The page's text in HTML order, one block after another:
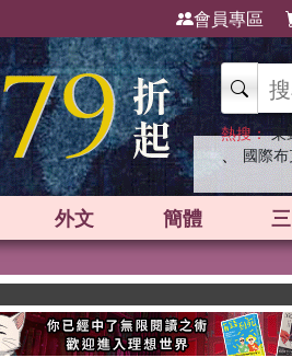
會員專區
熱搜： 東
、 國際
外文 簡體